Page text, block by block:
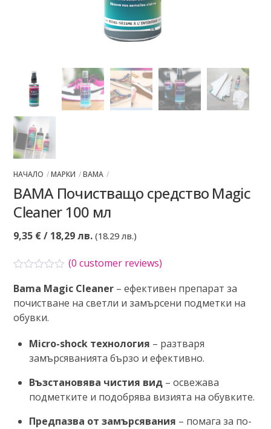
НАЧАЛО МАРКИ BAMA
BAMA Почистващо средство Magic
Cleaner 100 мл
9,35 €/ 18,29 лв.(18.29 лв.)
ц
н
е
5
(0 customer reviews)
Bama Magic Cleaner – ефективен препарат за
почистване на светли и замърсени подметки на
обувки.
Micro-shock технология – разтваря
замърсяванията бързо и ефективно.
Възстановява чистия вид – освежава
подметките и подобрява визията на обувките.
Предпазва от замърсявания – помага за по-